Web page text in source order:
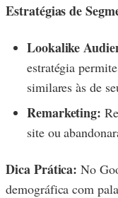
Estratégias de
Lookalike
estratégia
similares às de
Remarketing:
site ou
Dica Prática: No
demográfica com